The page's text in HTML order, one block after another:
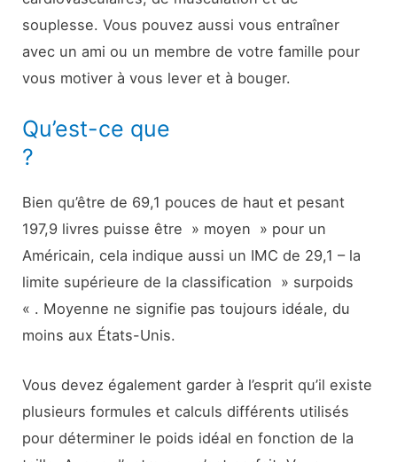
souplesse. Vous pouvez aussi vous entraîner
avec un ami ou un membre de votre famille pour
vous motiver à vous lever et à bouger.
Qu’est-ce que
?
Bien qu’être de 69,1 pouces de haut et pesant
197,9 livres puisse être » moyen » pour un
Américain, cela indique aussi un IMC de 29,1 – la
limite supérieure de la classification » surpoids
« . Moyenne ne signifie pas toujours idéale, du
moins aux États-Unis.
Vous devez également garder à l’esprit qu’il existe
plusieurs formules et calculs différents utilisés
pour déterminer le poids idéal en fonction de la